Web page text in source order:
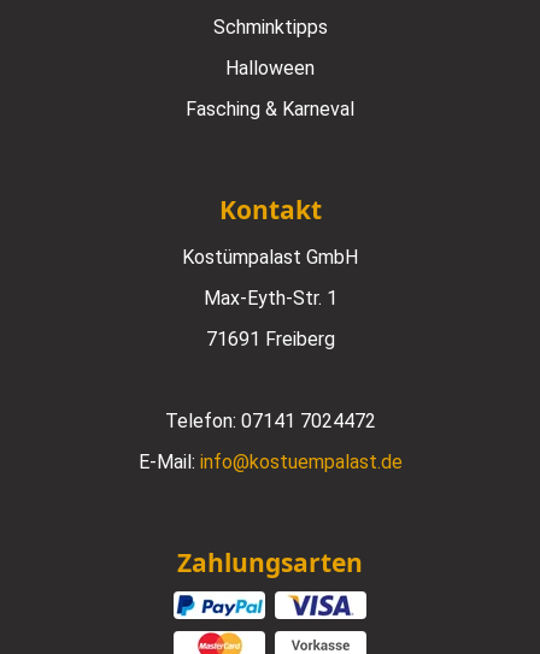
Schminktipps
Halloween
Fasching & Karneval
Kontakt
Kostümpalast GmbH
Max-Eyth-Str. 1
71691 Freiberg
Telefon: 07141 7024472
E-Mail: info@kostuempalast.de
Zahlungsarten